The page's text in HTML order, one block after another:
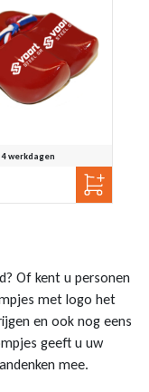
4 werkdagen
Of kent u personen
met logo het
en ook nog eens
geeft u uw
mee.